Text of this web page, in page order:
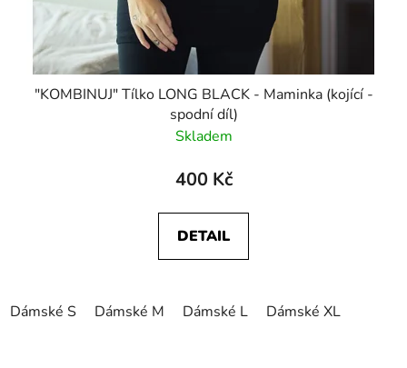
"KOMBINUJ" Tílko LONG BLACK - Maminka (kojící -
spodní díl)
Skladem
400 Kč
DETAIL
Dámské S Dámské M Dámské L Dámské XL